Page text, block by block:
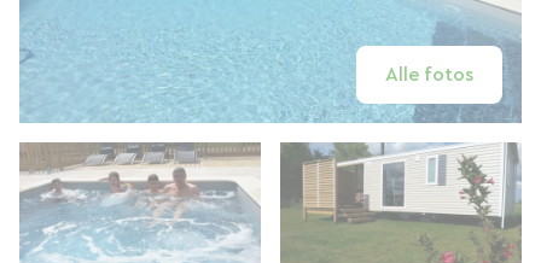
Alle fotos